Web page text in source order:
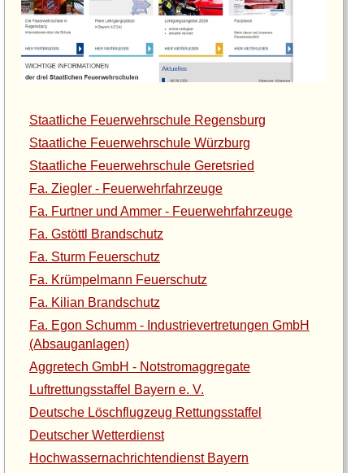
Staatliche Feuerwehrschule Regensburg
Staatliche Feuerwehrschule Würzburg
Staatliche Feuerwehrschule Geretsried
Fa. Ziegler - Feuerwehrfahrzeuge
Fa. Furtner und Ammer - Feuerwehrfahrzeuge
Fa. Gstöttl Brandschutz
Fa. Sturm Feuerschutz
Fa. Krümpelmann Feuerschutz
Fa. Kilian Brandschutz
Fa. Egon Schumm - Industrievertretungen GmbH
(Absauganlagen)
Aggretech GmbH - Notstromaggregate
Luftrettungsstaffel Bayern e. V.
Deutsche Löschflugzeug Rettungsstaffel
Deutscher Wetterdienst
Hochwassernachrichtendienst Bayern